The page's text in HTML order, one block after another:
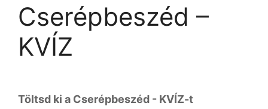
Cserépbeszéd –
KVÍZ
Töltsd ki a Cserépbeszéd - KVÍZ-t